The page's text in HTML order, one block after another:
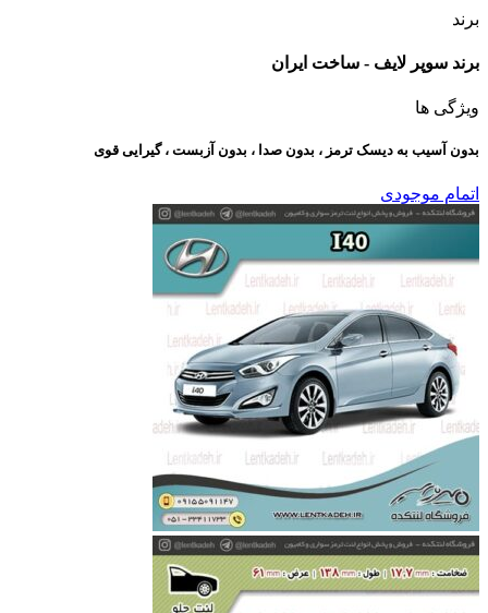
برند
برند سوپر لایف - ساخت ایران
ویژگی ها
بدون آسیب به دیسک ترمز ، بدون صدا ، بدون آزبست ، گیرایی قوی​
اتمام موجودی